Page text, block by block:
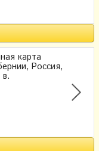
карта
Россия,